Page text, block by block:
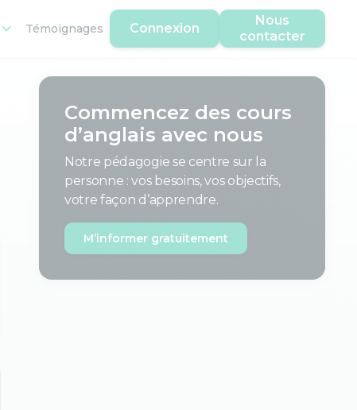
Témoignages Connexion
Nous
contacter
Commencez des cours
d’anglais avec nous
Notre pédagogie se centre sur la
personne : vos besoins, vos objectifs,
votre façon d’apprendre.
M’informer gratuitement